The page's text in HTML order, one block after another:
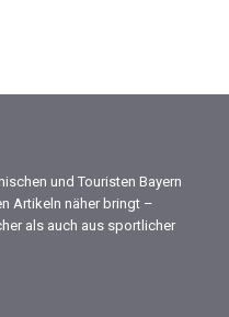
und Touristen Bayern
Artikeln näher bringt –
als auch aus sportlicher